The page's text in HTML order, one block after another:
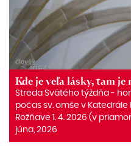
Kde je veľa lásky, tam je
Streda Svätého týždňa ‒
počas sv. omše v
Rožňave 1. 4. 2026 (v
júna, 2026